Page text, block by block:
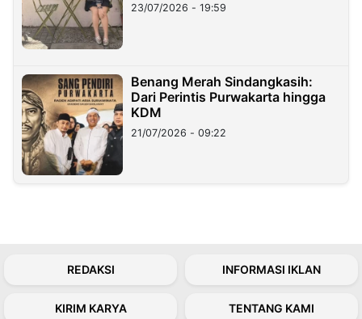
23/07/2026 - 19:59
Benang Merah Sindangkasih:
Dari Perintis Purwakarta hingga
KDM
21/07/2026 - 09:22
REDAKSI INFORMASI IKLAN
KIRIM KARYA TENTANG KAMI